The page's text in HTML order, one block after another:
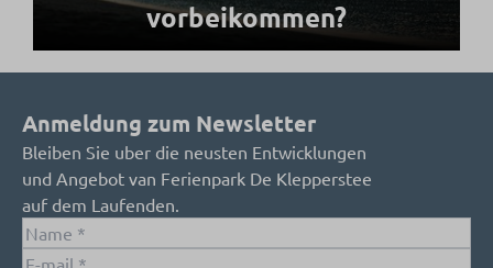
vorbeikommen?
Anmeldung zum Newsletter
Bleiben Sie uber die neusten Entwicklungen
und Angebot van Ferienpark De Klepperstee
auf dem Laufenden.